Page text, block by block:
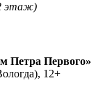
этаж)
Петра Первого»
12+